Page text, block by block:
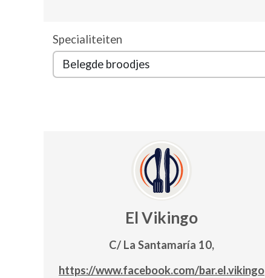
Specialiteiten
El Vikingo
C/ La Santamaría 10,
https://www.facebook.com/bar.el.vikingo